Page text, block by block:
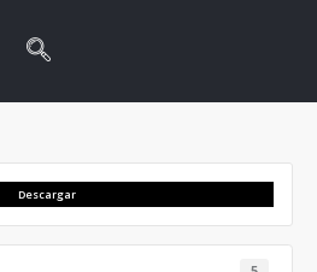
Descargar